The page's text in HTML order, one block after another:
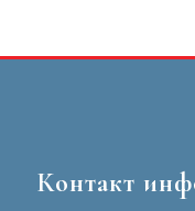
Контакт